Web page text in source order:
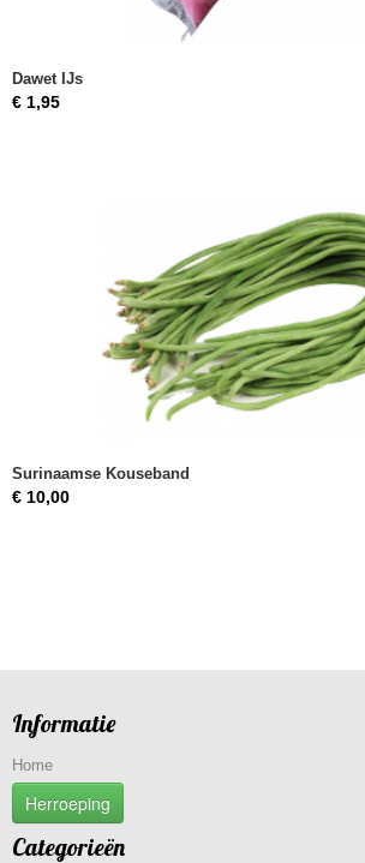
Dawet IJs
€ 1,95
Surinaamse Kouseband
€ 10,00
Informatie
Home
Herroeping
Categorieën